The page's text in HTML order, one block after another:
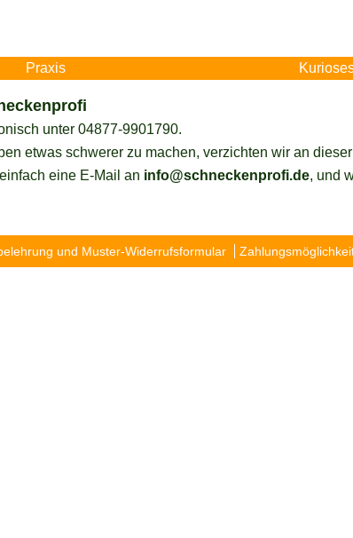
unter 04877-9901790.
etwas schwerer zu machen, verzichten wir an
eine E-Mail an info@schneckenprofi.de, und
Praxis
und Muster-Widerrufsformular